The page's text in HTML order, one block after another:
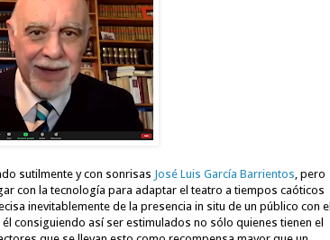
sutilmente y con sonrisas José Luis García Barrientos , pero
con la tecnología para adaptar el teatro a tiempos caóticos
inevitablemente de la presencia in situ de un público con el
consiguiendo así ser estimulados no sólo quienes tienen el